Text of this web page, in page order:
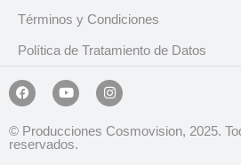
Términos y Condiciones
Política de Tratamiento de Datos
© Producciones Cosmovision, 2025.
reservados.